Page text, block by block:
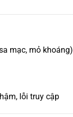
mạc, mỏ khoáng)
lỗi truy cập